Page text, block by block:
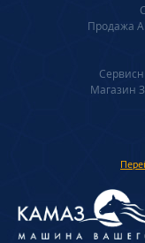
Продажа
Магазин